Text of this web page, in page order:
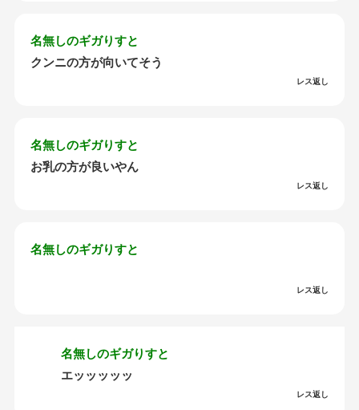
名無しのギガりすと
クンニの方が向いてそう
レス返し
名無しのギガりすと
お乳の方が良いやん
レス返し
名無しのギガりすと
レス返し
名無しのギガりすと
エッッッッッ
レス返し